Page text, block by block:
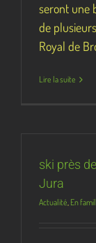
seront une
de
Royal de
Lire la suite
ski près
Jura
Actualité, En